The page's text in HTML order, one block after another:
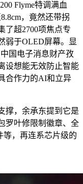
Flyme特调满血
，竟然还带拐
了超2700项焦点专
弱于OLED屏幕。显
国电子消息财产孜
设想能无效防止智能
合作力的AI和立异
，余承东提到它是
罗叶修限制徽章、全
等，再连系芯片级的